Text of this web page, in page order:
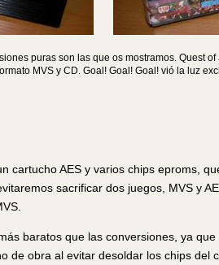
puras son las que os mostramos. Quest
MVS y CD. Goal! Goal! Goal! vió la luz
cartucho AES y varios chips eproms,
sacrificar dos juegos, MVS y
baratos que las conversiones, ya
de obra al evitar desoldar los chips del